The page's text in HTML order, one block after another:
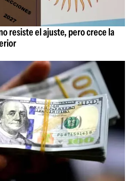
resiste el ajuste, pero crece la